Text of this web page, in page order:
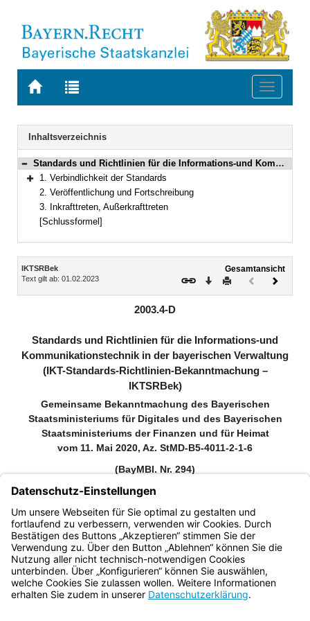
Zur
BAYERN.RECHT
Zur
letzten
Suche
Toggle
Navigation
Inhaltsverzeichnis
Bereich reduzieren
Standards und Richtlinien für die Informations-und Kommunikationstechnik in der bayerischen Verwaltung
Bereich erweitern
1. Verbindlichkeit der Standards
2. Veröffentlichung und Fortschreibung
3. Inkrafttreten, Außerkrafttreten
[Schlussformel]
Inhalt
IKTSRBek
Text gilt ab: 01.02.2023
Gesamtansicht
Download
DruckenVorheriges
2003.4-D
Standards und Richtlinien für die Informations-und
Kommunikationstechnik in der bayerischen Verwaltung
(IKT-Standards-Richtlinien-Bekanntmachung –
IKTSRBek)
Gemeinsame Bekanntmachung des Bayerischen
Staatsministeriums für Digitales und des Bayerischen
Staatsministeriums der Finanzen und für Heimat
vom 11. Mai 2020, Az. StMD-B5-4011-2-1-6
(BayMBl. Nr. 294)
Zitiervorschlag: IKT-Standards-Richtlinien-Bekanntmachung
Bekanntmachung vom 4. Mai 2023 (BayMBl. Nr. 278) geändert
worden ist
Bayern.de
BayernPortal